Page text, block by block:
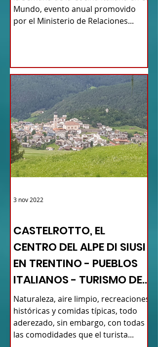
Mundo, evento anual promovido
por el Ministerio de Relaciones...
CASTELROTTO, EL
CENTRO DEL ALPE DI SIUSI
EN TRENTINO - PUEBLOS
ITALIANOS - TURISMO DE
RAÍCES
Naturaleza, aire limpio, recreaciones
históricas y comidas típicas, todo
aderezado, sin embargo, con todas
las comodidades que el turista...
3 nov 2022